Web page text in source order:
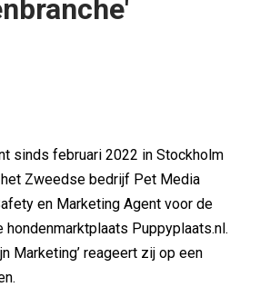
sinds februari 2022 in Stockholm
Zweedse bedrijf Pet Media
en Marketing Agent voor de
hondenmarktplaats Puppyplaats.nl.
Marketing’ reageert zij op een